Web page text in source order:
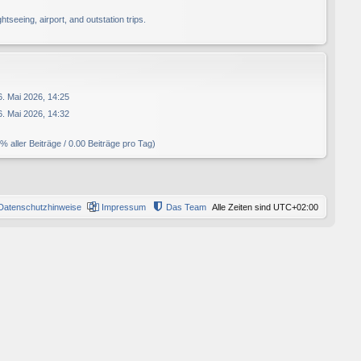
airport, and outstation trips.
Mai 2026, 14:25
Mai 2026, 14:32
aller Beiträge / 0.00 Beiträge pro Tag)
Alle Zeiten sind UTC+02:00
Das Team
Impressum